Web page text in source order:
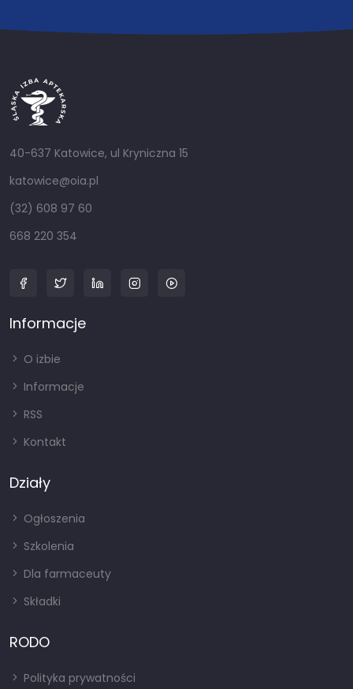
40-637 Katowice, ul Kryniczna 15
katowice@oia.pl
(32) 608 97 60
668 220 354
Informacje
O izbie
Informacje
RSS
Kontakt
Działy
Ogłoszenia
Szkolenia
Dla farmaceuty
Składki
RODO
Polityka prywatności